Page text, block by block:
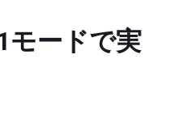
モードで実